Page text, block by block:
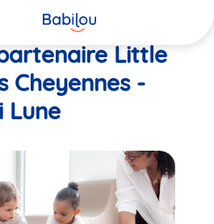
Little
Cheyennes -
Lune